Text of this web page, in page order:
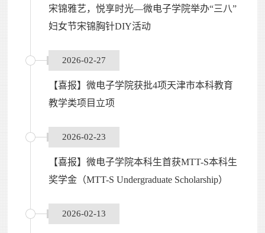
宋锦雅艺，悦享时光—微电子学院举办“三八”
妇女节宋锦胸针DIY活动
2026-02-27
【喜报】微电子学院获批4项天津市本科教育
教学类项目立项
2026-02-23
【喜报】微电子学院本科生首获MTT-S本科生
奖学金（MTT-S Undergraduate Scholarship）
2026-02-13